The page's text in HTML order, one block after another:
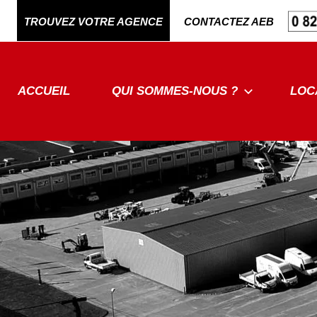
TROUVEZ VOTRE AGENCE CONTACTEZ AEB
ACCUEIL QUI SOMMES-NOUS ?